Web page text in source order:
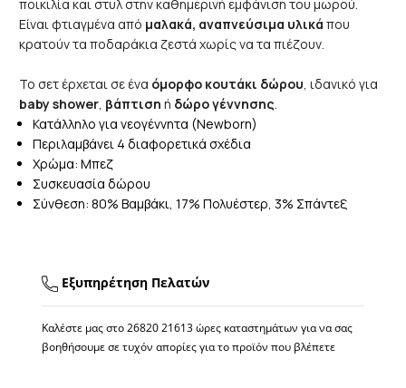
ποικιλία και στυλ στην καθημερινή εμφάνιση του μωρού.
Είναι φτιαγμένα από μαλακά, αναπνεύσιμα υλικά που
κρατούν τα ποδαράκια ζεστά χωρίς να τα πιέζουν.
Το σετ έρχεται σε ένα όμορφο κουτάκι δώρου, ιδανικό για
baby shower, βάπτιση ή δώρο γέννησης.
Κατάλληλο για νεογέννητα (Newborn)
Περιλαμβάνει 4 διαφορετικά σχέδια
Χρώμα: Μπεζ
Συσκευασία δώρου
Σύνθεση: 80% Βαμβάκι, 17% Πολυέστερ, 3% Σπάντεξ
Εξυπηρέτηση Πελατών
Καλέστε μας στο26820 21613ώρες καταστημάτων για να σας
βοηθήσουμε σε τυχόν απορίες για το προϊόν που βλέπετε